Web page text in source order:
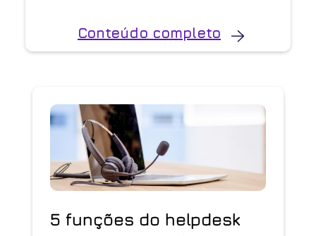
Conteúdo completo
5 funções do helpdesk